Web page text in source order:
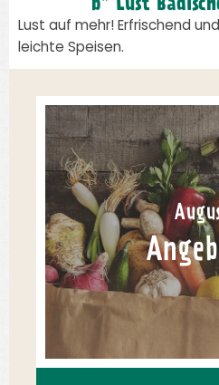
b* Lust
Lust auf mehr! Erfrischend
leichte Speisen.